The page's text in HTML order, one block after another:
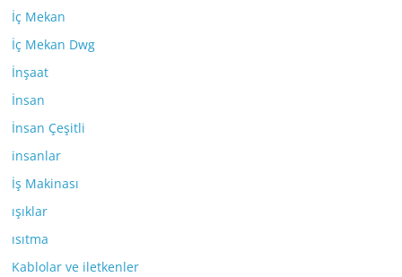
İç Mekan
İç Mekan Dwg
İnşaat
İnsan
İnsan Çeşitli
insanlar
İş Makinası
ışıklar
ısıtma
Kablolar ve iletkenler